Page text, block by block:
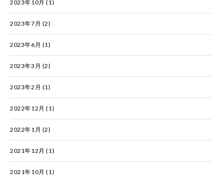
2023年10月 (1)
2023年7月 (2)
2023年6月 (1)
2023年3月 (2)
2023年2月 (1)
2022年12月 (1)
2022年1月 (2)
2021年12月 (1)
2021年10月 (1)